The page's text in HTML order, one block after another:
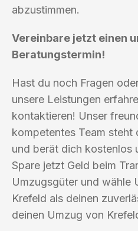
abzustimmen.
Vereinbare jetzt einen
Beratungstermin!
Hast du noch Fragen
unsere Leistungen
kontaktieren! Unser
kompetentes Team steht
und berät dich kostenlos
Spare jetzt Geld beim
Umzugsgüter und wähle
Krefeld als deinen
deinen Umzug von